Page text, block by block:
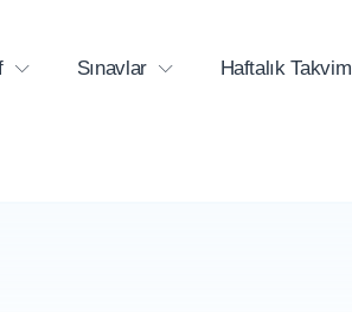
Sınavlar Haftalık Takvim